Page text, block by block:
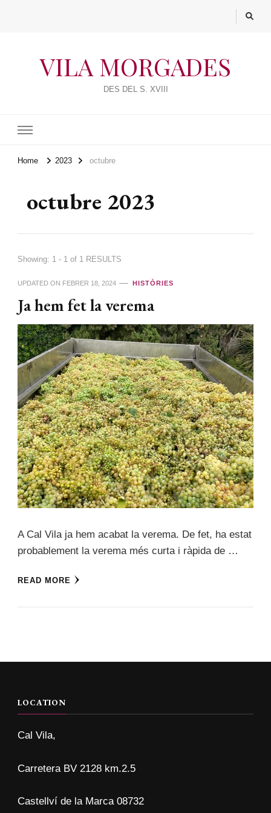
VILA MORGADES
DES DEL S. XVIII
Home 2023 octubre
octubre 2023
Showing: 1 - 1 of 1 RESULTS
UPDATED ON FEBRER 18, 2024 HISTÒRIES
Ja hem fet la verema
A Cal Vila ja hem acabat la verema. De fet, ha estat
probablement la verema més curta i ràpida de …
READ MORE
LOCATION
Cal Vila,
Carretera BV 2128 km.2.5
Castellví de la Marca 08732